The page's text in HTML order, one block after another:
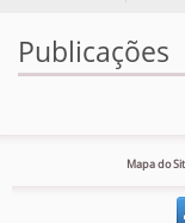
Publicações
Mapa do